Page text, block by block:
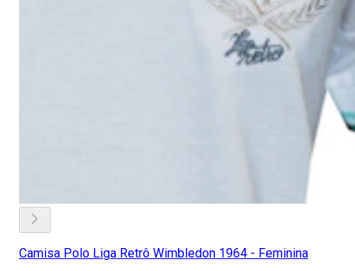
Camisa Polo Liga Retrô Wimbledon 1964 - Feminina